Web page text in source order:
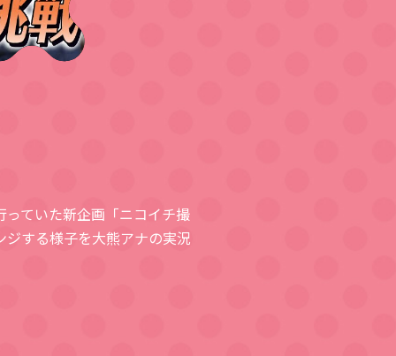
ていた新企画「ニコイチ撮
する様子を大熊アナの実況